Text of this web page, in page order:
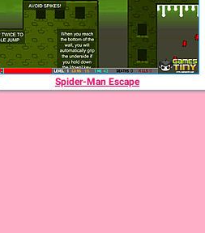
Spider-Man Escape